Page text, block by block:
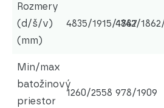
Rozmery
(d/š/v)
(mm)
4835/1915/1887
4742/
Min/max
batožinový
priestor
1260/2558 978/1909